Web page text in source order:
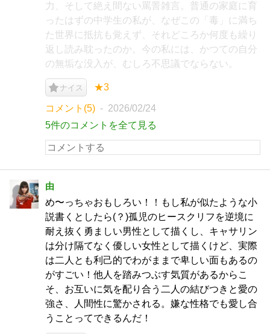
力、そして絶え間ない罵詈雑言。普通の家庭に育
ったはずの中学生の私が、なぜこの「毒」に満ち
た世界に抵抗も覚えず、それどころか何度も繰り
返し読み耽ったのか。今の私には、かつての自分
の無垢な没入が、むしろ不思議でならない。
ナイス ★3
コメント(5)
2026/02/24
5件のコメントを全て見る
由
め〜っちゃおもしろい！！もし私が似たような小
説書くとしたら(？)孤児のヒースクリフを逆境に
耐え抜く勇ましい男性として描くし、キャサリン
は分け隔てなく優しい女性として描くけど、実際
は二人とも利己的でわがままで卑しい面もあるの
がすごい！他人を踏みつぶす気質があるからこ
そ、お互いに気を配り合う二人の結びつきと愛の
強さ、人間性に驚かされる。嫌な性格でも愛し合
うことってできるんだ！